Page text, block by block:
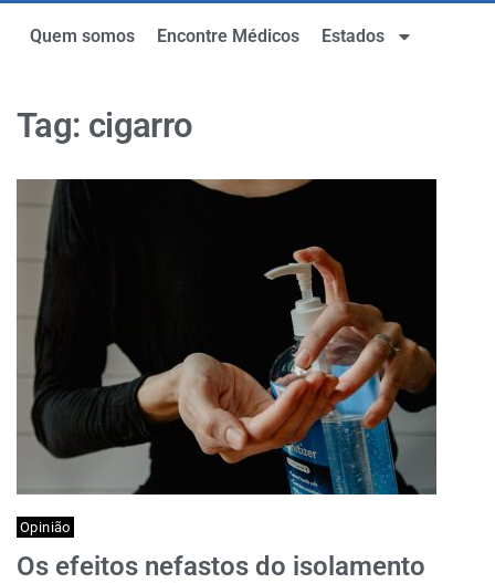
Quem somos Encontre Médicos Estados
Tag: cigarro
Opinião
Os efeitos nefastos do isolamento